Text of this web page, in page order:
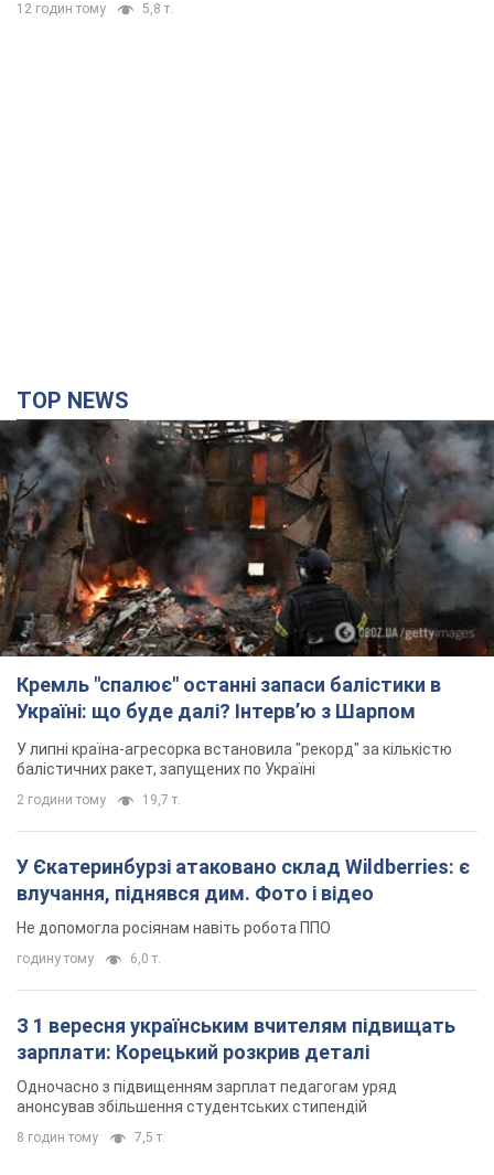
12 годин тому 5,8 т.
TOP NEWS
Кремль "спалює" останні запаси балістики в
Україні: що буде далі? Інтерв’ю з Шарпом
У липні країна-агресорка встановила "рекорд" за кількістю
балістичних ракет, запущених по Україні
2 години тому 19,7 т.
У Єкатеринбурзі атаковано склад Wildberries: є
влучання, піднявся дим. Фото і відео
Не допомогла росіянам навіть робота ППО
годину тому 6,0 т.
З 1 вересня українським вчителям підвищать
зарплати: Корецький розкрив деталі
Одночасно з підвищенням зарплат педагогам уряд
анонсував збільшення студентських стипендій
8 годин тому 7,5 т.